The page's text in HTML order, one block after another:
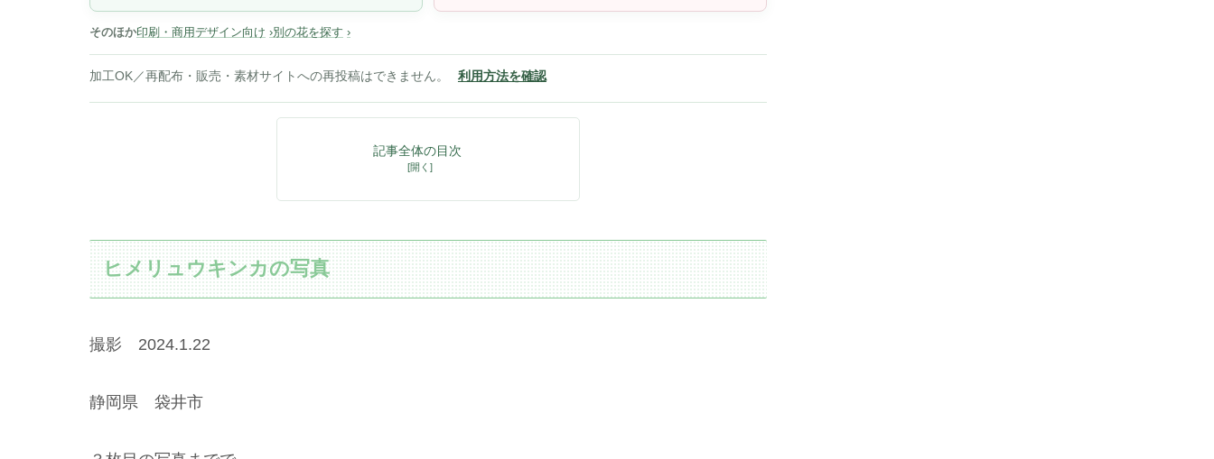
そのほか印刷・商用デザイン向け 別の花を探す
加工OK／再配布・販売・素材サイトへの再投稿はできません。 利用方法を確認
記事全体の目次
ヒメリュウキンカの写真
撮影 2024.1.22
静岡県 袋井市